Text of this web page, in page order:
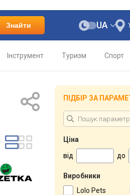
Знайти UA
Інструмент Туризм Спорт
ПІДБІР ЗА
Ціна
від
до
Виробники
Lolo Pets